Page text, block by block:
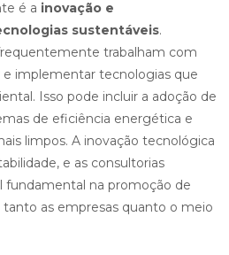
é a inovação e
sustentáveis.
trabalham com
e implementar tecnologias que
Isso pode incluir a adoção de
de eficiência energética e
limpos. A inovação tecnológica
e as consultorias
na promoção de
as empresas quanto o meio